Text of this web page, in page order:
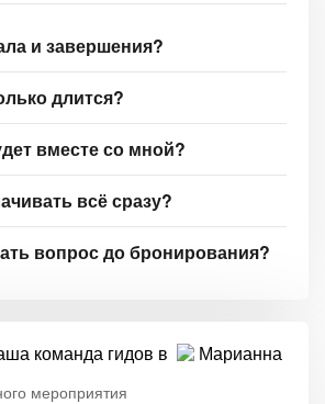
и завершения?
длится?
вместе со мной?
всё сразу?
вопрос до бронирования?
команда гидов в
мероприятия